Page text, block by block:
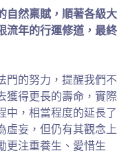
自然稟賦，順著各級大
流年的行運修道，最終
門的努力，提醒我們不
獲得更長的壽命，實際
中，相當程度的延長了
虛妄，但仍有其觀念上
更注重養生、愛惜生